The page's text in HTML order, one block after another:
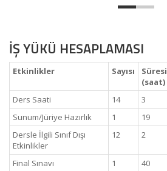
İŞ YÜKÜ HESAPLAMASI
Etkinlikler Sayısı
Süresi
(saat)
Ders Saati
14 3
Sunum/Jüriye Hazırlık
1 19
Dersle İlgili Sınıf Dışı
Etkinlikler
12 2
Final Sınavı 1 40